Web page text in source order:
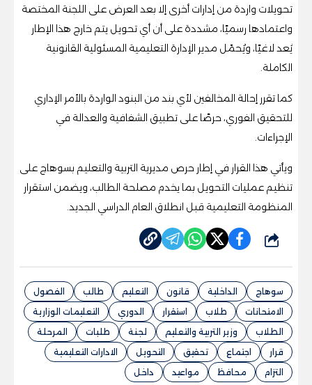
تحويلات واردة من إدارات أخرى إلا بعد العرض على اللجنة المختصة
واعتمادها رسميًا، مشددة على أن أي تحويل يتم خارج هذا الإطار
يُعد لاغيًا، ويُحمّل مدير الإدارة التعليمية المسئولية القانونية
الكاملة.
كما تقرر إحالة المخالفين لأي بند من البنود الواردة بالأمر الإداري
للتحقيق الفوري، حرصًا على تطبيق الشفافية والعدالة في
الإجراءات.
ويأتي هذا القرار في إطار حرص مديرية التربية والتعليم بسوهاج على
تنظيم عمليات التحويل بما يخدم مصلحة الطالب، ويضمن استقرار
المنظومة التعليمية قبل انطلاق العام الدراسي الجديد.
شارك
سوهاج الداخلية قانون التعليم طالب
الفصول
الامتحانات
طلاب استقرار الدوري
التعليمات الوزارية
الطلاب
وزير التربية والتعليم لجنة طلبات
المرحلة
قرار
اجتماع تحقيق التحويل
الادارات التعليمية
التزام
محافظ مواعيد داخل